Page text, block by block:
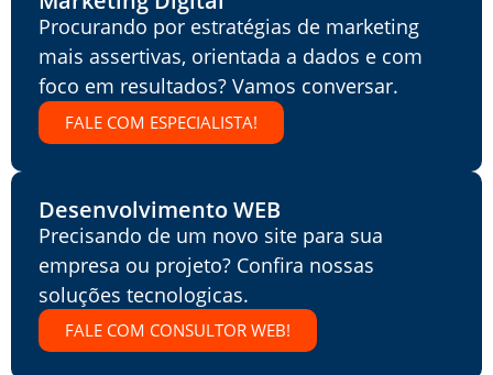
Procurando por estratégias de marketing
mais assertivas, orientada a dados e com
foco em resultados? Vamos conversar.
FALE COM ESPECIALISTA!
Desenvolvimento WEB
Precisando de um novo site para sua
empresa ou projeto? Confira nossas
soluções tecnologicas.
FALE COM CONSULTOR WEB!